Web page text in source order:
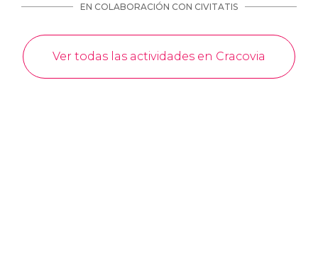
EN COLABORACIÓN CON CIVITATIS
Ver todas las actividades en Cracovia